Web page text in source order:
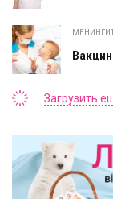
Загрузить